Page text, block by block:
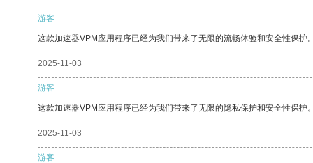
游客
这款加速器VPM应用程序已经为我们带来了无限的流畅体验和安全性保护
2025-11-03
游客
这款加速器VPM应用程序已经为我们带来了无限的隐私保护和安全性保护
2025-11-03
游客